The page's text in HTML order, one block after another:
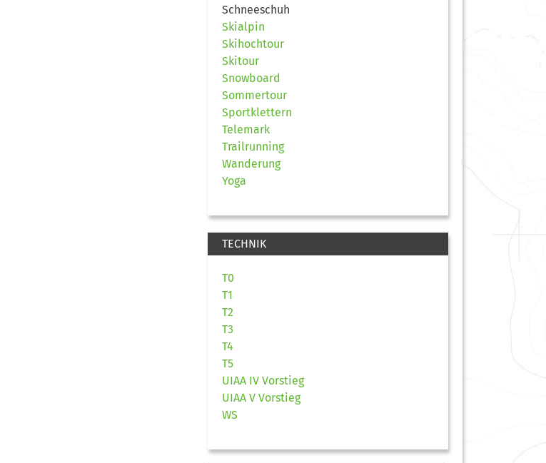
Schneeschuh
Skialpin
Skihochtour
Skitour
Snowboard
Sommertour
Sportklettern
Telemark
Trailrunning
Wanderung
Yoga
TECHNIK
T0
T1
T2
T3
T4
T5
UIAA IV Vorstieg
UIAA V Vorstieg
WS